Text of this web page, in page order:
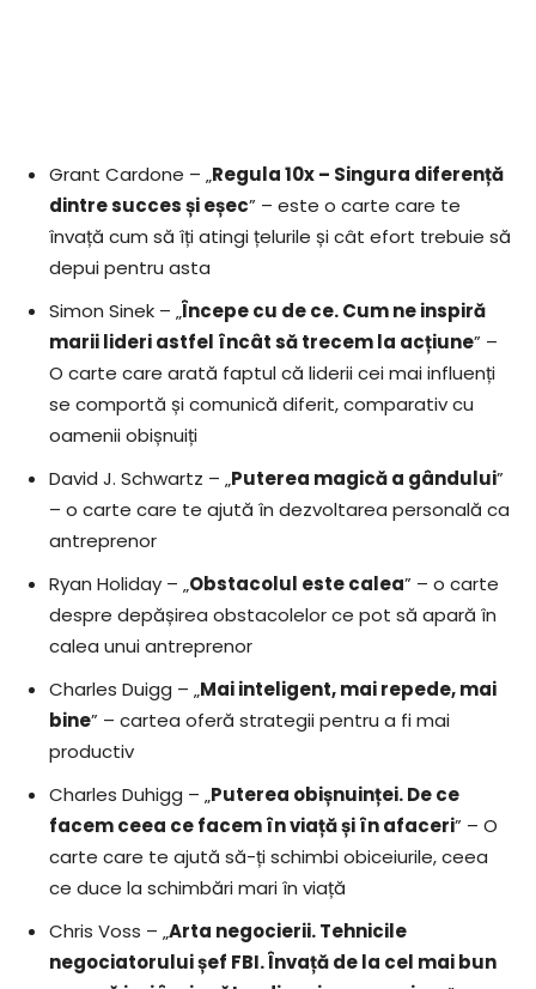
Grant Cardone – „Regula 10x – Singura diferență
dintre succes și eșec” – este o carte care te
învață cum să îți atingi țelurile și cât efort trebuie să
depui pentru asta
Simon Sinek – „Începe cu de ce. Cum ne inspiră
marii lideri astfel încât să trecem la acțiune” –
O carte care arată faptul că liderii cei mai influenți
se comportă și comunică diferit, comparativ cu
oamenii obișnuiți
David J. Schwartz – „Puterea magică a gândului”
– o carte care te ajută în dezvoltarea personală ca
antreprenor
Ryan Holiday – „Obstacolul este calea” – o carte
despre depășirea obstacolelor ce pot să apară în
calea unui antreprenor
Charles Duigg – „Mai inteligent, mai repede, mai
bine” – cartea oferă strategii pentru a fi mai
productiv
Charles Duhigg – „Puterea obișnuinței. De ce
facem ceea ce facem în viață și în afaceri” – O
carte care te ajută să-ți schimbi obiceiurile, ceea
ce duce la schimbări mari în viață
Chris Voss – „Arta negocierii. Tehnicile
negociatorului șef FBI. Învață de la cel mai bun